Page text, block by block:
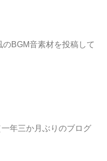
BGM音素材を投稿して
年三か月ぶりのブログ